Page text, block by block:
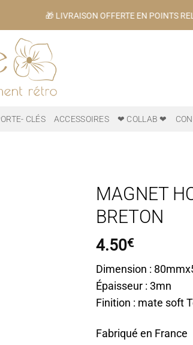
🎁 LIVRAISON OFFERTE EN POINTS
CLÉS ACCESSOIRES ❤ COLLAB ❤
MAGNET
BRETON
4.50€
Dimension :
Épaisseur : 3mn
Finition : mate soft
Fabriqué en France